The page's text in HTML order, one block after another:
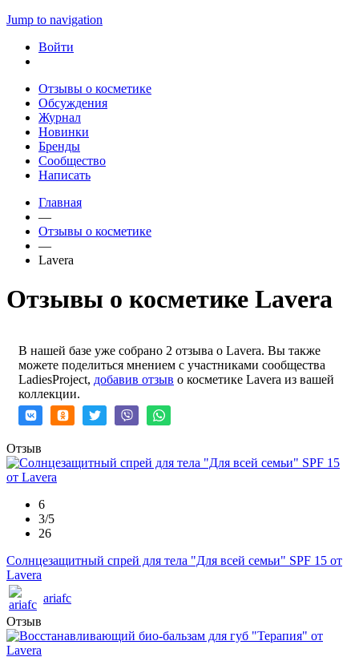
Jump to navigation
Войти
Отзывы о косметике
Обсуждения
Журнал
Новинки
Бренды
Сообщество
Написать
Главная
—
Отзывы о косметике
—
Lavera
Отзывы о косметике Lavera
В нашей базе уже собрано 2 отзыва о Lavera. Вы также
можете поделиться мнением с участниками сообщества
LadiesProject, добавив отзыв о косметике Lavera из вашей
коллекции.
Отзыв
6
3/5
26
Солнцезащитный спрей для тела "Для всей семьи" SPF 15 от
Lavera
ariafc
Отзыв